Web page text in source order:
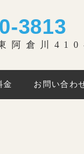
3813
阿倉川
金 お問い合わ